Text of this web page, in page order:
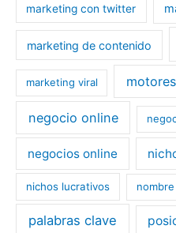
marketing con twitter
marketing de contenido
marketing viral
negocio online
negocios online
nichos lucrativos
palabras clave